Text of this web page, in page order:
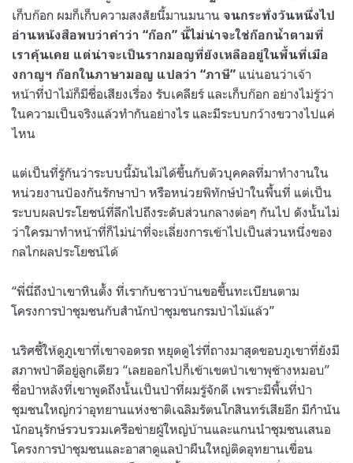
เก็บก๊อก ผมก็เก็บความสงสัยนี้มานมนาน จนกระทั่งวันหนึ่งไป
อ่านหนังสือพบว่าคำว่า “ก๊อก” นี้ไม่น่าจะใช่ก๊อกน้ำตามที่
เราคุ้นเคย แต่น่าจะเป็นรากมอญที่ยังเหลืออยู่ในพื้นที่เมือ
งกาญฯ ก๊อกในภาษามอญ แปลว่า “ภาษี” แน่นอนว่าเจ้า
หน้าที่ป่าไม้ก็มีชื่อเสียงเรื่อง รับเคลียร์ และเก็บก๊อก อย่างไม่รู้ว่า
ในความเป็นจริงแล้วทำกันอย่างไร และมีระบบกว้างขวางไปแค่
ไหน
แต่เป็นที่รู้กันว่าระบบนี้มันไม่ได้ขึ้นกับตัวบุคคลที่มาทำงานใน
หน่วยงานป้องกันรักษาป่า หรือหน่วยพิทักษ์ป่าในพื้นที่ แต่เป็น
ระบบผลประโยชน์ที่ลึกไปถึงระดับส่วนกลางต่อๆ กันไป ดังนั้นไม่
ว่าใครมาทำหน้าที่ก็ไม่น่าที่จะเลี่ยงการเข้าไปเป็นส่วนหนึ่งของ
กลไกผลประโยชน์ได้
“พี่นี่ถึงป่าเขาหินตั้ง ที่เรากับชาวบ้านขอขึ้นทะเบียนตาม
โครงการป่าชุมชนกับสำนักป่าชุมชนกรมป่าไม้แล้ว”
นริศชี้ให้ดูภูเขาที่เขาจอดรถ หยุดดูไร่ที่ถางมาสุดขอบภูเขาที่ยังมี
สภาพป่าดีอยู่ลูกเดียว “เลยออกไปก็เข้าเขตป่าเขาพุช้างหมอบ”
ชื่อป่าหลังที่เขาพูดถึงนั้นเป็นป่าที่ผมรู้จักดี เพราะมีพื้นที่ป่า
ชุมชนใหญ่กว่าอุทยานแห่งชาติเฉลิมรัตนโกสินทร์เสียอีก มีกำนัน
นักอนุรักษ์รวบรวมเครือข่ายผู้ใหญ่บ้านและแกนนำชุมชนเสนอ
โครงการป่าชุมชนและอาสาดูแลป่าผืนใหญ่ติดอุทยานเขื่อน